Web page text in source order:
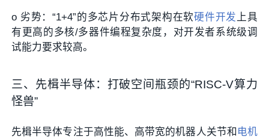
o 劣势 ：“1+4”的多芯片分布式架构在软硬件开发上具
有更高的多核/多器件编程复杂度，对开发者系统级调
试能力要求较高。
三、先楫半导体：打破空间瓶颈的“RISC-V算力
怪兽”
先楫半导体专注于高性能、高带宽的机器人关节和 电机